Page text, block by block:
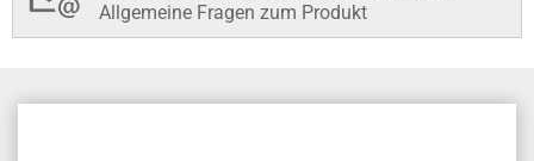
Allgemeine Fragen zum Produkt